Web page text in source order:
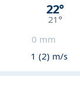
22°
21°
0 mm
1 (2) m/s